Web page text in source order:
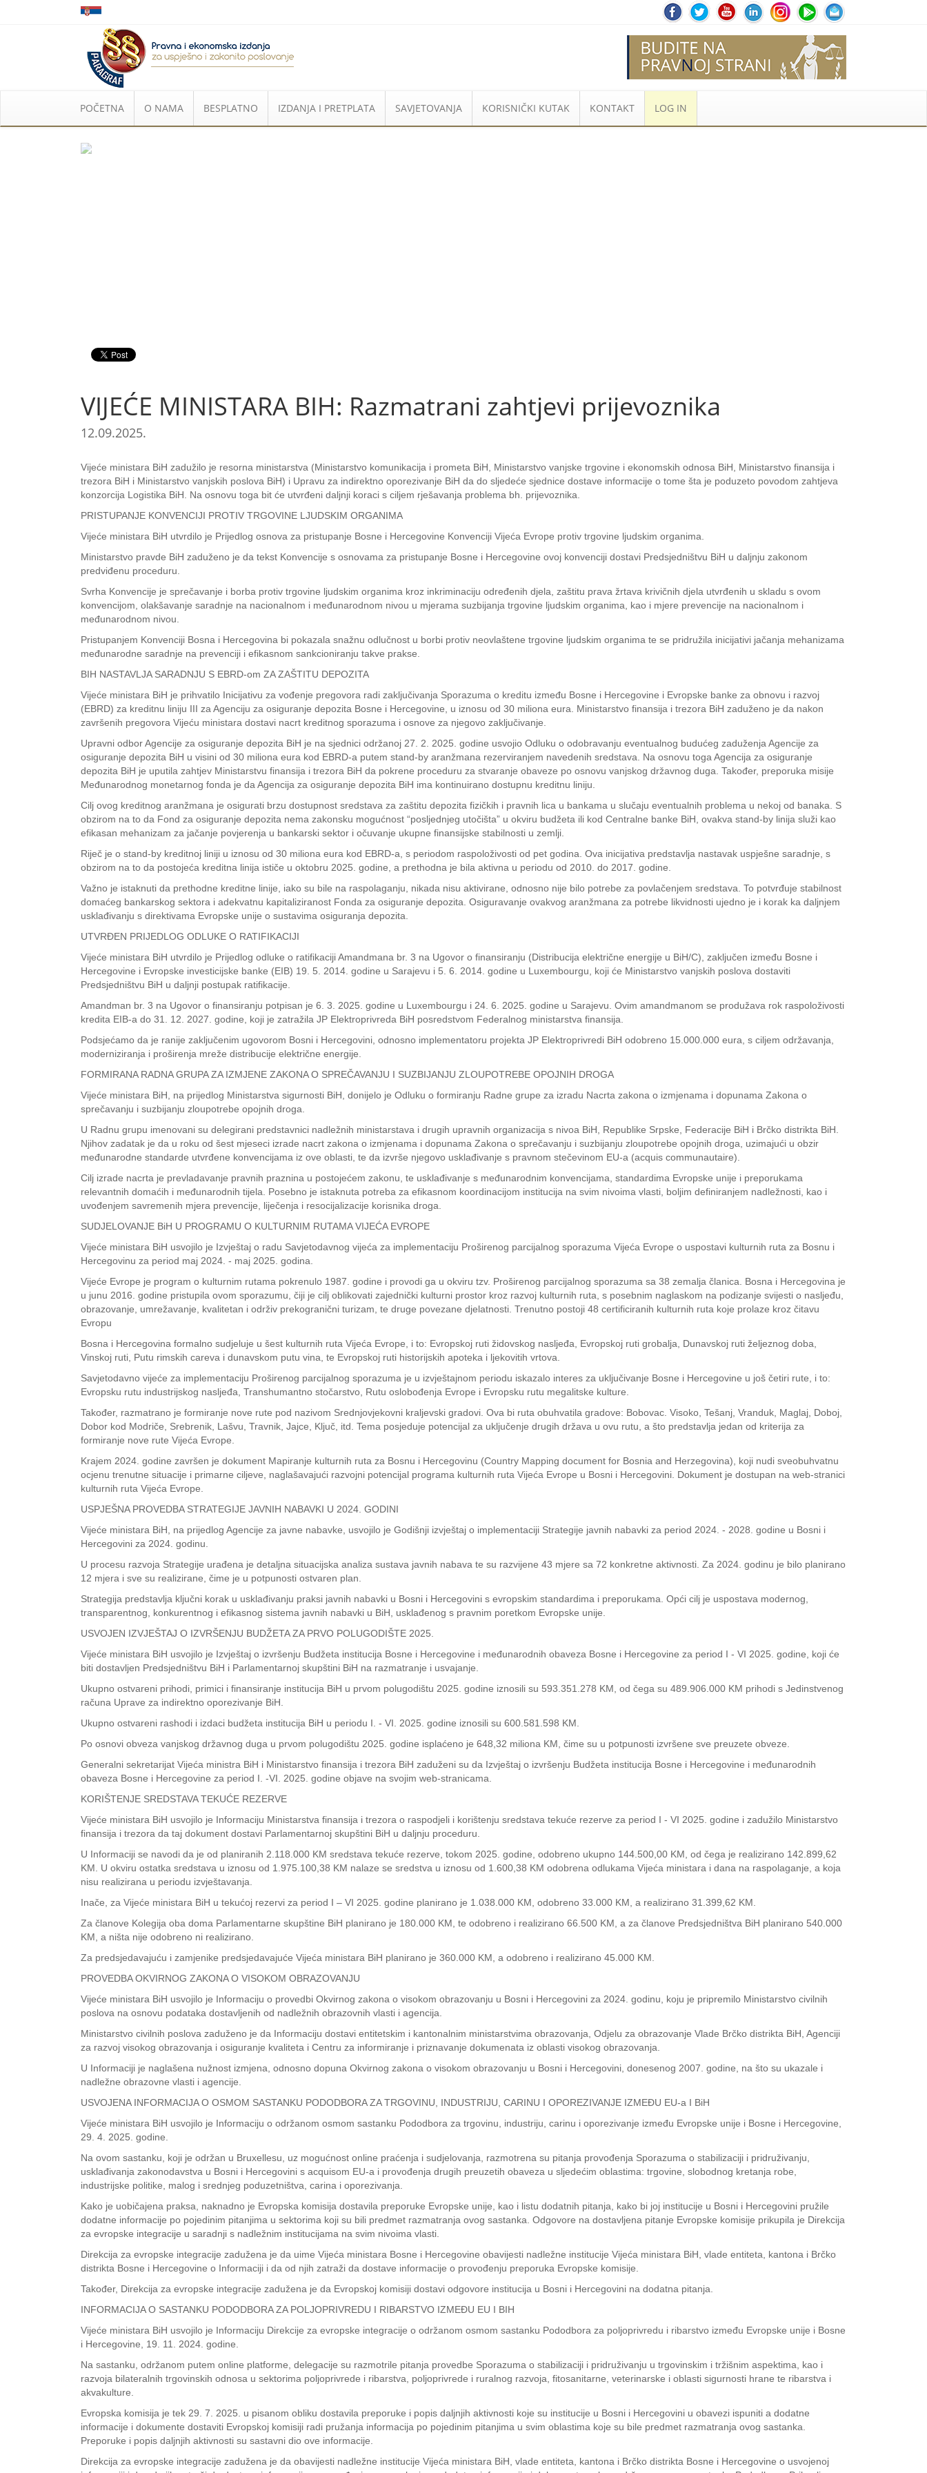
POČETNA O NAMA BESPLATNO IZDANJA I PRETPLATA SAVJETOVANJA KORISNIČKI KUTAK KONTAKT LOG IN
VIJEĆE MINISTARA BIH: Razmatrani zahtjevi prijevoznika
12.09.2025.
Vijeće ministara BiH zadužilo je resorna ministarstva (Ministarstvo komunikacija i prometa BiH, Ministarstvo vanjske trgovine i ekonomskih odnosa BiH, Ministarstvo finansija i
trezora BiH i Ministarstvo vanjskih poslova BiH) i Upravu za indirektno oporezivanje BiH da do sljedeće sjednice dostave informacije o tome šta je poduzeto povodom zahtjeva
konzorcija Logistika BiH. Na osnovu toga bit će utvrđeni daljnji koraci s ciljem rješavanja problema bh. prijevoznika.
PRISTUPANJE KONVENCIJI PROTIV TRGOVINE LJUDSKIM ORGANIMA
Vijeće ministara BiH utvrdilo je Prijedlog osnova za pristupanje Bosne i Hercegovine Konvenciji Vijeća Evrope protiv trgovine ljudskim organima.
Ministarstvo pravde BiH zaduženo je da tekst Konvencije s osnovama za pristupanje Bosne i Hercegovine ovoj konvenciji dostavi Predsjedništvu BiH u daljnju zakonom
predviđenu proceduru.
Svrha Konvencije je sprečavanje i borba protiv trgovine ljudskim organima kroz inkriminaciju određenih djela, zaštitu prava žrtava krivičnih djela utvrđenih u skladu s ovom
konvencijom, olakšavanje saradnje na nacionalnom i međunarodnom nivou u mjerama suzbijanja trgovine ljudskim organima, kao i mjere prevencije na nacionalnom i
međunarodnom nivou.
Pristupanjem Konvenciji Bosna i Hercegovina bi pokazala snažnu odlučnost u borbi protiv neovlaštene trgovine ljudskim organima te se pridružila inicijativi jačanja mehanizama
međunarodne saradnje na prevenciji i efikasnom sankcioniranju takve prakse.
BIH NASTAVLJA SARADNJU S EBRD-om ZA ZAŠTITU DEPOZITA
Vijeće ministara BiH je prihvatilo Inicijativu za vođenje pregovora radi zaključivanja Sporazuma o kreditu između Bosne i Hercegovine i Evropske banke za obnovu i razvoj
(EBRD) za kreditnu liniju III za Agenciju za osiguranje depozita Bosne i Hercegovine, u iznosu od 30 miliona eura. Ministarstvo finansija i trezora BiH zaduženo je da nakon
završenih pregovora Vijeću ministara dostavi nacrt kreditnog sporazuma i osnove za njegovo zaključivanje.
Upravni odbor Agencije za osiguranje depozita BiH je na sjednici održanoj 27. 2. 2025. godine usvojio Odluku o odobravanju eventualnog budućeg zaduženja Agencije za
osiguranje depozita BiH u visini od 30 miliona eura kod EBRD-a putem stand-by aranžmana rezerviranjem navedenih sredstava. Na osnovu toga Agencija za osiguranje
depozita BiH je uputila zahtjev Ministarstvu finansija i trezora BiH da pokrene proceduru za stvaranje obaveze po osnovu vanjskog državnog duga. Također, preporuka misije
Međunarodnog monetarnog fonda je da Agencija za osiguranje depozita BiH ima kontinuirano dostupnu kreditnu liniju.
Cilj ovog kreditnog aranžmana je osigurati brzu dostupnost sredstava za zaštitu depozita fizičkih i pravnih lica u bankama u slučaju eventualnih problema u nekoj od banaka. S
obzirom na to da Fond za osiguranje depozita nema zakonsku mogućnost “posljednjeg utočišta” u okviru budžeta ili kod Centralne banke BiH, ovakva stand-by linija služi kao
efikasan mehanizam za jačanje povjerenja u bankarski sektor i očuvanje ukupne finansijske stabilnosti u zemlji.
Riječ je o stand-by kreditnoj liniji u iznosu od 30 miliona eura kod EBRD-a, s periodom raspoloživosti od pet godina. Ova inicijativa predstavlja nastavak uspješne saradnje, s
obzirom na to da postojeća kreditna linija ističe u oktobru 2025. godine, a prethodna je bila aktivna u periodu od 2010. do 2017. godine.
Važno je istaknuti da prethodne kreditne linije, iako su bile na raspolaganju, nikada nisu aktivirane, odnosno nije bilo potrebe za povlačenjem sredstava. To potvrđuje stabilnost
domaćeg bankarskog sektora i adekvatnu kapitaliziranost Fonda za osiguranje depozita. Osiguravanje ovakvog aranžmana za potrebe likvidnosti ujedno je i korak ka daljnjem
usklađivanju s direktivama Evropske unije o sustavima osiguranja depozita.
UTVRĐEN PRIJEDLOG ODLUKE O RATIFIKACIJI
Vijeće ministara BiH utvrdilo je Prijedlog odluke o ratifikaciji Amandmana br. 3 na Ugovor o finansiranju (Distribucija električne energije u BiH/C), zaključen između Bosne i
Hercegovine i Evropske investicijske banke (EIB) 19. 5. 2014. godine u Sarajevu i 5. 6. 2014. godine u Luxembourgu, koji će Ministarstvo vanjskih poslova dostaviti
Predsjedništvu BiH u daljnji postupak ratifikacije.
Amandman br. 3 na Ugovor o finansiranju potpisan je 6. 3. 2025. godine u Luxembourgu i 24. 6. 2025. godine u Sarajevu. Ovim amandmanom se produžava rok raspoloživosti
kredita EIB-a do 31. 12. 2027. godine, koji je zatražila JP Elektroprivreda BiH posredstvom Federalnog ministarstva finansija.
Podsjećamo da je ranije zaključenim ugovorom Bosni i Hercegovini, odnosno implementatoru projekta JP Elektroprivredi BiH odobreno 15.000.000 eura, s ciljem održavanja,
moderniziranja i proširenja mreže distribucije električne energije.
FORMIRANA RADNA GRUPA ZA IZMJENE ZAKONA O SPREČAVANJU I SUZBIJANJU ZLOUPOTREBE OPOJNIH DROGA
Vijeće ministara BiH, na prijedlog Ministarstva sigurnosti BiH, donijelo je Odluku o formiranju Radne grupe za izradu Nacrta zakona o izmjenama i dopunama Zakona o
sprečavanju i suzbijanju zloupotrebe opojnih droga.
U Radnu grupu imenovani su delegirani predstavnici nadležnih ministarstava i drugih upravnih organizacija s nivoa BiH, Republike Srpske, Federacije BiH i Brčko distrikta BiH.
Njihov zadatak je da u roku od šest mjeseci izrade nacrt zakona o izmjenama i dopunama Zakona o sprečavanju i suzbijanju zloupotrebe opojnih droga, uzimajući u obzir
međunarodne standarde utvrđene konvencijama iz ove oblasti, te da izvrše njegovo usklađivanje s pravnom stečevinom EU-a (acquis communautaire).
Cilj izrade nacrta je prevladavanje pravnih praznina u postojećem zakonu, te usklađivanje s međunarodnim konvencijama, standardima Evropske unije i preporukama
relevantnih domaćih i međunarodnih tijela. Posebno je istaknuta potreba za efikasnom koordinacijom institucija na svim nivoima vlasti, boljim definiranjem nadležnosti, kao i
uvođenjem savremenih mjera prevencije, liječenja i resocijalizacije korisnika droga.
SUDJELOVANJE BiH U PROGRAMU O KULTURNIM RUTAMA VIJEĆA EVROPE
Vijeće ministara BiH usvojilo je Izvještaj o radu Savjetodavnog vijeća za implementaciju Proširenog parcijalnog sporazuma Vijeća Evrope o uspostavi kulturnih ruta za Bosnu i
Hercegovinu za period maj 2024. - maj 2025. godina.
Vijeće Evrope je program o kulturnim rutama pokrenulo 1987. godine i provodi ga u okviru tzv. Proširenog parcijalnog sporazuma sa 38 zemalja članica. Bosna i Hercegovina je
u junu 2016. godine pristupila ovom sporazumu, čiji je cilj oblikovati zajednički kulturni prostor kroz razvoj kulturnih ruta, s posebnim naglaskom na podizanje svijesti o nasljeđu,
obrazovanje, umrežavanje, kvalitetan i održiv prekogranični turizam, te druge povezane djelatnosti. Trenutno postoji 48 certificiranih kulturnih ruta koje prolaze kroz čitavu
Evropu
Bosna i Hercegovina formalno sudjeluje u šest kulturnih ruta Vijeća Evrope, i to: Evropskoj ruti židovskog nasljeđa, Evropskoj ruti grobalja, Dunavskoj ruti željeznog doba,
Vinskoj ruti, Putu rimskih careva i dunavskom putu vina, te Evropskoj ruti historijskih apoteka i ljekovitih vrtova.
Savjetodavno vijeće za implementaciju Proširenog parcijalnog sporazuma je u izvještajnom periodu iskazalo interes za uključivanje Bosne i Hercegovine u još četiri rute, i to:
Evropsku rutu industrijskog nasljeđa, Transhumantno stočarstvo, Rutu oslobođenja Evrope i Evropsku rutu megalitske kulture.
Također, razmatrano je formiranje nove rute pod nazivom Srednjovjekovni kraljevski gradovi. Ova bi ruta obuhvatila gradove: Bobovac. Visoko, Tešanj, Vranduk, Maglaj, Doboj,
Dobor kod Modriče, Srebrenik, Lašvu, Travnik, Jajce, Ključ, itd. Tema posjeduje potencijal za uključenje drugih država u ovu rutu, a što predstavlja jedan od kriterija za
formiranje nove rute Vijeća Evrope.
Krajem 2024. godine završen je dokument Mapiranje kulturnih ruta za Bosnu i Hercegovinu (Country Mapping document for Bosnia and Herzegovina), koji nudi sveobuhvatnu
ocjenu trenutne situacije i primarne ciljeve, naglašavajući razvojni potencijal programa kulturnih ruta Vijeća Evrope u Bosni i Hercegovini. Dokument je dostupan na web-stranici
kulturnih ruta Vijeća Evrope.
USPJEŠNA PROVEDBA STRATEGIJE JAVNIH NABAVKI U 2024. GODINI
Vijeće ministara BiH, na prijedlog Agencije za javne nabavke, usvojilo je Godišnji izvještaj o implementaciji Strategije javnih nabavki za period 2024. - 2028. godine u Bosni i
Hercegovini za 2024. godinu.
U procesu razvoja Strategije urađena je detaljna situacijska analiza sustava javnih nabava te su razvijene 43 mjere sa 72 konkretne aktivnosti. Za 2024. godinu je bilo planirano
12 mjera i sve su realizirane, čime je u potpunosti ostvaren plan.
Strategija predstavlja ključni korak u usklađivanju praksi javnih nabavki u Bosni i Hercegovini s evropskim standardima i preporukama. Opći cilj je uspostava modernog,
transparentnog, konkurentnog i efikasnog sistema javnih nabavki u BiH, usklađenog s pravnim poretkom Evropske unije.
USVOJEN IZVJEŠTAJ O IZVRŠENJU BUDŽETA ZA PRVO POLUGODIŠTE 2025.
Vijeće ministara BiH usvojilo je Izvještaj o izvršenju Budžeta institucija Bosne i Hercegovine i međunarodnih obaveza Bosne i Hercegovine za period I - VI 2025. godine, koji će
biti dostavljen Predsjedništvu BiH i Parlamentarnoj skupštini BiH na razmatranje i usvajanje.
Ukupno ostvareni prihodi, primici i finansiranje institucija BiH u prvom polugodištu 2025. godine iznosili su 593.351.278 KM, od čega su 489.906.000 KM prihodi s Jedinstvenog
računa Uprave za indirektno oporezivanje BiH.
Ukupno ostvareni rashodi i izdaci budžeta institucija BiH u periodu I. - VI. 2025. godine iznosili su 600.581.598 KM.
Po osnovi obveza vanjskog državnog duga u prvom polugodištu 2025. godine isplaćeno je 648,32 miliona KM, čime su u potpunosti izvršene sve preuzete obveze.
Generalni sekretarijat Vijeća ministra BiH i Ministarstvo finansija i trezora BiH zaduženi su da Izvještaj o izvršenju Budžeta institucija Bosne i Hercegovine i međunarodnih
obaveza Bosne i Hercegovine za period I. -VI. 2025. godine objave na svojim web-stranicama.
KORIŠTENJE SREDSTAVA TEKUĆE REZERVE
Vijeće ministara BiH usvojilo je Informaciju Ministarstva finansija i trezora o raspodjeli i korištenju sredstava tekuće rezerve za period I - VI 2025. godine i zadužilo Ministarstvo
finansija i trezora da taj dokument dostavi Parlamentarnoj skupštini BiH u daljnju proceduru.
U Informaciji se navodi da je od planiranih 2.118.000 KM sredstava tekuće rezerve, tokom 2025. godine, odobreno ukupno 144.500,00 KM, od čega je realizirano 142.899,62
KM. U okviru ostatka sredstava u iznosu od 1.975.100,38 KM nalaze se sredstva u iznosu od 1.600,38 KM odobrena odlukama Vijeća ministara i dana na raspolaganje, a koja
nisu realizirana u periodu izvještavanja.
Inače, za Vijeće ministara BiH u tekućoj rezervi za period I – VI 2025. godine planirano je 1.038.000 KM, odobreno 33.000 KM, a realizirano 31.399,62 KM.
Za članove Kolegija oba doma Parlamentarne skupštine BiH planirano je 180.000 KM, te odobreno i realizirano 66.500 KM, a za članove Predsjedništva BiH planirano 540.000
KM, a ništa nije odobreno ni realizirano.
Za predsjedavajuću i zamjenike predsjedavajuće Vijeća ministara BiH planirano je 360.000 KM, a odobreno i realizirano 45.000 KM.
PROVEDBA OKVIRNOG ZAKONA O VISOKOM OBRAZOVANJU
Vijeće ministara BiH usvojilo je Informaciju o provedbi Okvirnog zakona o visokom obrazovanju u Bosni i Hercegovini za 2024. godinu, koju je pripremilo Ministarstvo civilnih
poslova na osnovu podataka dostavljenih od nadležnih obrazovnih vlasti i agencija.
Ministarstvo civilnih poslova zaduženo je da Informaciju dostavi entitetskim i kantonalnim ministarstvima obrazovanja, Odjelu za obrazovanje Vlade Brčko distrikta BiH, Agenciji
za razvoj visokog obrazovanja i osiguranje kvaliteta i Centru za informiranje i priznavanje dokumenata iz oblasti visokog obrazovanja.
U Informaciji je naglašena nužnost izmjena, odnosno dopuna Okvirnog zakona o visokom obrazovanju u Bosni i Hercegovini, donesenog 2007. godine, na što su ukazale i
nadležne obrazovne vlasti i agencije.
USVOJENA INFORMACIJA O OSMOM SASTANKU PODODBORA ZA TRGOVINU, INDUSTRIJU, CARINU I OPOREZIVANJE IZMEĐU EU-a I BiH
Vijeće ministara BiH usvojilo je Informaciju o održanom osmom sastanku Pododbora za trgovinu, industriju, carinu i oporezivanje između Evropske unije i Bosne i Hercegovine,
29. 4. 2025. godine.
Na ovom sastanku, koji je održan u Bruxellesu, uz mogućnost online praćenja i sudjelovanja, razmotrena su pitanja provođenja Sporazuma o stabilizaciji i pridruživanju,
usklađivanja zakonodavstva u Bosni i Hercegovini s acquisom EU-a i provođenja drugih preuzetih obaveza u sljedećim oblastima: trgovine, slobodnog kretanja robe,
industrijske politike, malog i srednjeg poduzetništva, carina i oporezivanja.
Kako je uobičajena praksa, naknadno je Evropska komisija dostavila preporuke Evropske unije, kao i listu dodatnih pitanja, kako bi joj institucije u Bosni i Hercegovini pružile
dodatne informacije po pojedinim pitanjima u sektorima koji su bili predmet razmatranja ovog sastanka. Odgovore na dostavljena pitanje Evropske komisije prikupila je Direkcija
za evropske integracije u saradnji s nadležnim institucijama na svim nivoima vlasti.
Direkcija za evropske integracije zadužena je da uime Vijeća ministara Bosne i Hercegovine obavijesti nadležne institucije Vijeća ministara BiH, vlade entiteta, kantona i Brčko
distrikta Bosne i Hercegovine o Informaciji i da od njih zatraži da dostave informacije o provođenju preporuka Evropske komisije.
Također, Direkcija za evropske integracije zadužena je da Evropskoj komisiji dostavi odgovore institucija u Bosni i Hercegovini na dodatna pitanja.
INFORMACIJA O SASTANKU PODODBORA ZA POLJOPRIVREDU I RIBARSTVO IZMEĐU EU I BIH
Vijeće ministara BiH usvojilo je Informaciju Direkcije za evropske integracije o održanom osmom sastanku Pododbora za poljoprivredu i ribarstvo između Evropske unije i Bosne
i Hercegovine, 19. 11. 2024. godine.
Na sastanku, održanom putem online platforme, delegacije su razmotrile pitanja provedbe Sporazuma o stabilizaciji i pridruživanju u trgovinskim i tržišnim aspektima, kao i
razvoja bilateralnih trgovinskih odnosa u sektorima poljoprivrede i ribarstva, poljoprivrede i ruralnog razvoja, fitosanitarne, veterinarske i oblasti sigurnosti hrane te ribarstva i
akvakulture.
Evropska komisija je tek 29. 7. 2025. u pisanom obliku dostavila preporuke i popis daljnjih aktivnosti koje su institucije u Bosni i Hercegovini u obavezi ispuniti a dodatne
informacije i dokumente dostaviti Evropskoj komisiji radi pružanja informacija po pojedinim pitanjima u svim oblastima koje su bile predmet razmatranja ovog sastanka.
Preporuke i popis daljnjih aktivnosti su sastavni dio ove informacije.
Direkcija za evropske integracije zadužena je da obavijesti nadležne institucije Vijeća ministara BiH, vlade entiteta, kantona i Brčko distrikta Bosne i Hercegovine o usvojenoj